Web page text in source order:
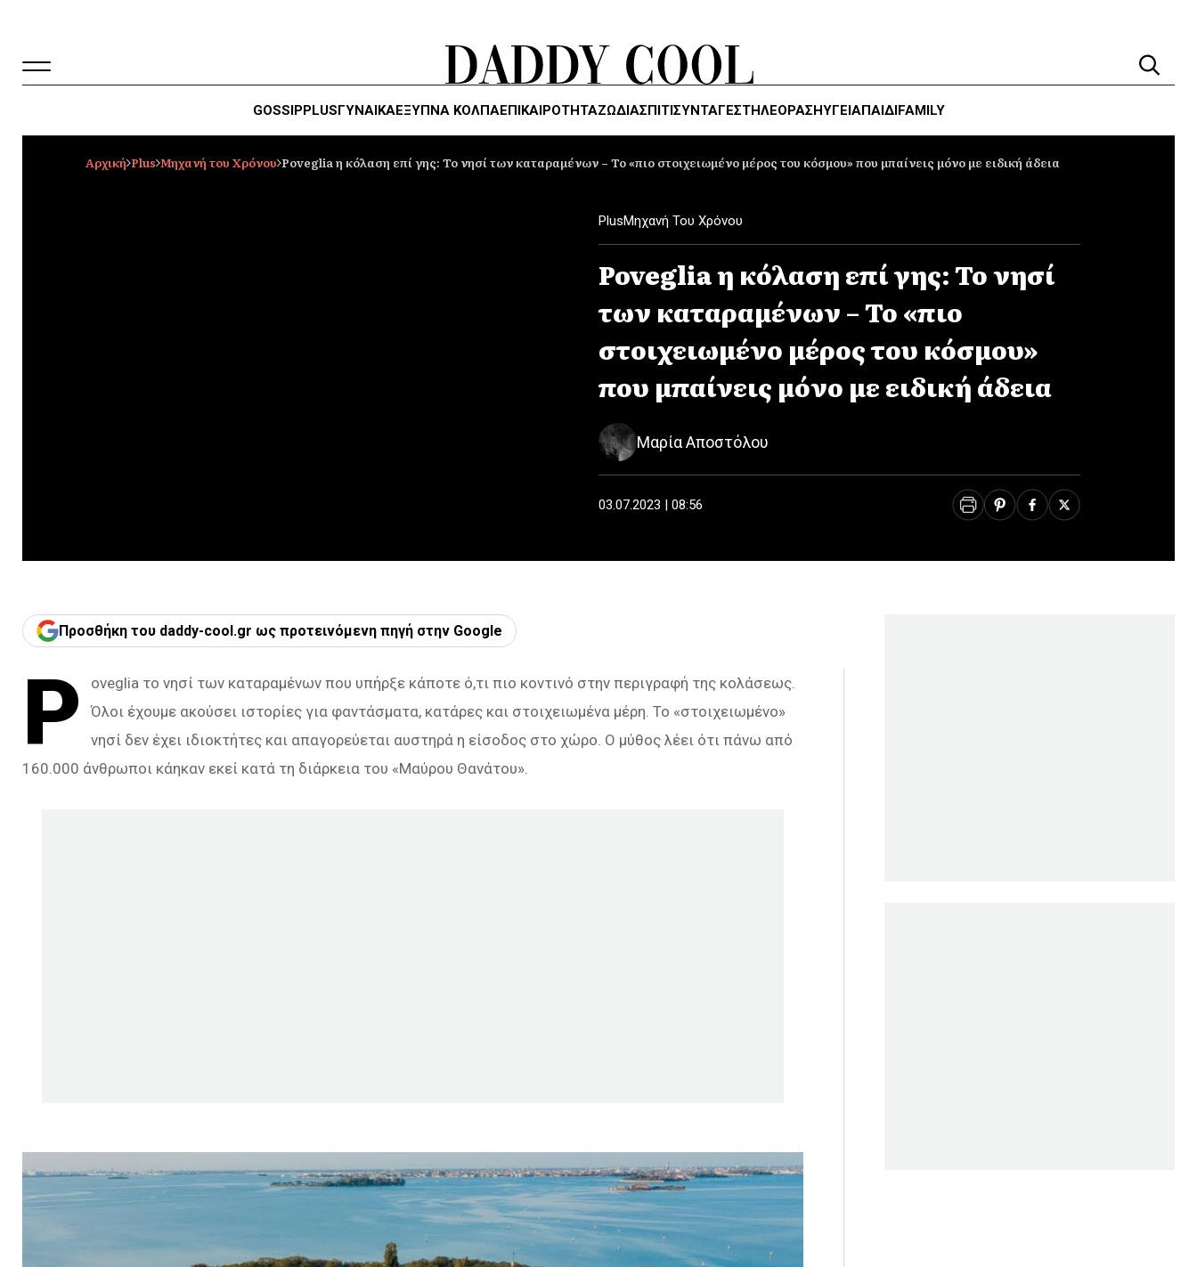
GOSSIPPLUSΓΥΝΑΙΚΑΈΞΥΠΝΑ ΚΌΛΠΑΕΠΙΚΑΙΡΟΤΗΤΑΖΏΔΙΑΣΠΙΤΙΣΥΝΤΑΓΕΣΤΗΛΕΌΡΑΣΗΥΓΕΊΑΠΑΙΔΙFAMILY
Αρχική Plus Μηχανή του Χρόνου Poveglia η κόλαση επί γης: Το νησί των καταραμένων – Το «πιο στοιχειωμένο μέρος του κόσμου» που μπαίνεις μόνο με ειδική άδεια
PlusΜηχανή Του Χρόνου
Poveglia η κόλαση επί γης: Το νησί
των καταραμένων – Το «πιο
στοιχειωμένο μέρος του κόσμου»
που μπαίνεις μόνο με ειδική άδεια
Μαρία Αποστόλου
03.07.2023 | 08:56
Προσθήκη του daddy-cool.gr ως προτεινόμενη πηγή στην Google
P
oveglia το νησί των καταραμένων που υπήρξε κάποτε ό,τι πιο κοντινό στην περιγραφή της κολάσεως.
Όλοι έχουμε ακούσει ιστορίες για φαντάσματα, κατάρες και στοιχειωμένα μέρη. Το «στοιχειωμένο»
νησί δεν έχει ιδιοκτήτες και απαγορεύεται αυστηρά η είσοδος στο χώρο. Ο μύθος λέει ότι πάνω από
160.000 άνθρωποι κάηκαν εκεί κατά τη διάρκεια του «Μαύρου Θανάτου».